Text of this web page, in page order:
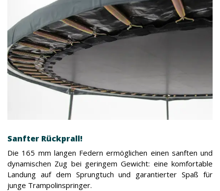
Sanfter Rückprall!
Die 165 mm langen Federn ermöglichen einen sanften und
dynamischen Zug bei geringem Gewicht: eine komfortable
Landung auf dem Sprungtuch und garantierter Spaß für
junge Trampolinspringer.